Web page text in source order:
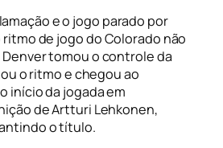
e o jogo parado por
de jogodo Colorado não
tomou o controle da
o ritmo e chegou ao
início da jogada em
de Artturi Lehkonen,
o título.